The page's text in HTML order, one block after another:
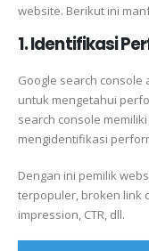
website. Berikut ini
1. Identifikasi
Google search
untuk mengetahui
search console
mengidentifikasi
Dengan ini pemilik
terpopuler, broken link
impression, CTR, dll.